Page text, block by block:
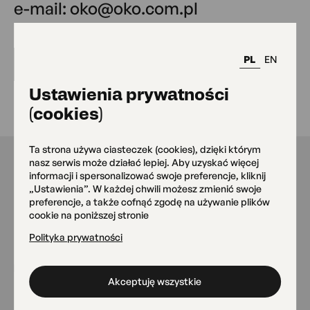
PL EN
Ustawienia prywatności
(cookies)
Ta strona używa ciasteczek (cookies), dzięki którym
nasz serwis może działać lepiej. Aby uzyskać więcej
informacji i spersonalizować swoje preferencje, kliknij
„Ustawienia”. W każdej chwili możesz zmienić swoje
preferencje, a także cofnąć zgodę na używanie plików
cookie na poniższej stronie
Polityka prywatności
Akceptuję wszystkie
e-mail: oko@oko.com.pl
Nasze miejsca
Siedziba główna OKO
Grójecka 75